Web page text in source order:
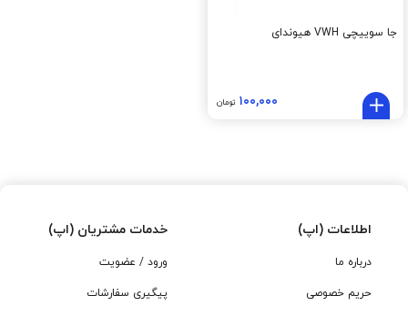
جا سوییچی VWH هیوندای
۱۰۰,۰۰۰ تومان
اطلاعات (اپ)
درباره ما
حریم خصوصی
خدمات مشتریان (اپ)
ورود / عضویت
پیگیری سفارشات